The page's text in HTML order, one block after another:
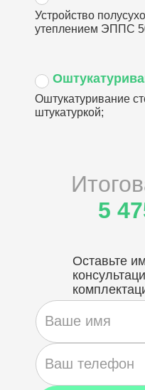
Устройство
утеплением ЭППС
Оштукатуривание
штукатуркой;
5
Оставьте